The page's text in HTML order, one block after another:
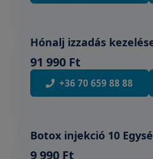
Hónalj izzadás
91 990 Ft
+36 70 659 88 88
Botox injekció 10
9 990 Ft